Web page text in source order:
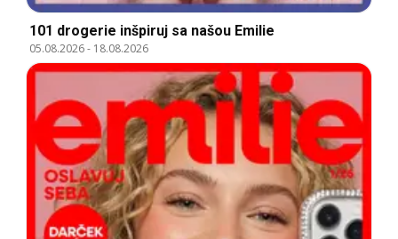
101 drogerie inšpiruj sa našou Emilie
05.08.2026- 18.08.2026